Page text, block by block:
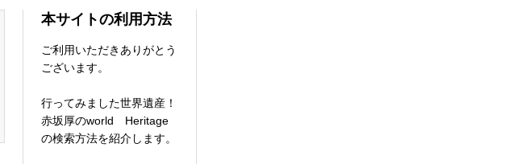
本サイトの利用方法
ご利用いただきありがとう
ございます。
行ってみました世界遺産！
赤坂厚のworld Heritage
の検索方法を紹介します。